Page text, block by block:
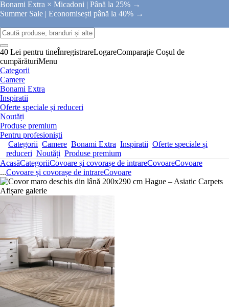
Bonami Extra × Micadoni | Până la 25% →
Summer Sale | Economisești până la 40% →
40 Lei pentru tineÎnregistrareLogareComparație Coșul de
cumpărăturiMenu
Categorii
Camere
Bonami Extra
Inspiratii
Oferte speciale și reduceri
Noutăți
Produse premium
Pentru profesioniști
Categorii Camere Bonami Extra Inspiratii Oferte speciale și
reduceri Noutăți Produse premium
AcasăCategoriiCovoare și covorașe de intrareCovoareCovoare
...Covoare și covorașe de intrareCovoare
Afișare galerie